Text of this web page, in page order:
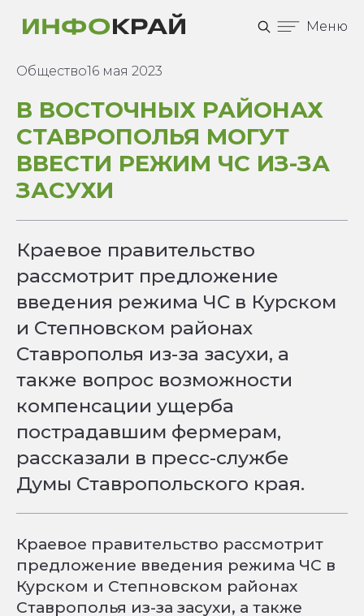
Меню
Общество16 мая 2023
В ВОСТОЧНЫХ РАЙОНАХ
СТАВРОПОЛЬЯ МОГУТ
ВВЕСТИ РЕЖИМ ЧС ИЗ-ЗА
ЗАСУХИ
Краевое правительство
рассмотрит предложение
введения режима ЧС в Курском
и Степновском районах
Ставрополья из-за засухи, а
также вопрос возможности
компенсации ущерба
пострадавшим фермерам,
рассказали в пресс-службе
Думы Ставропольского края.
Краевое правительство рассмотрит
предложение введения режима ЧС в
Курском и Степновском районах
Ставрополья из-за засухи, а также